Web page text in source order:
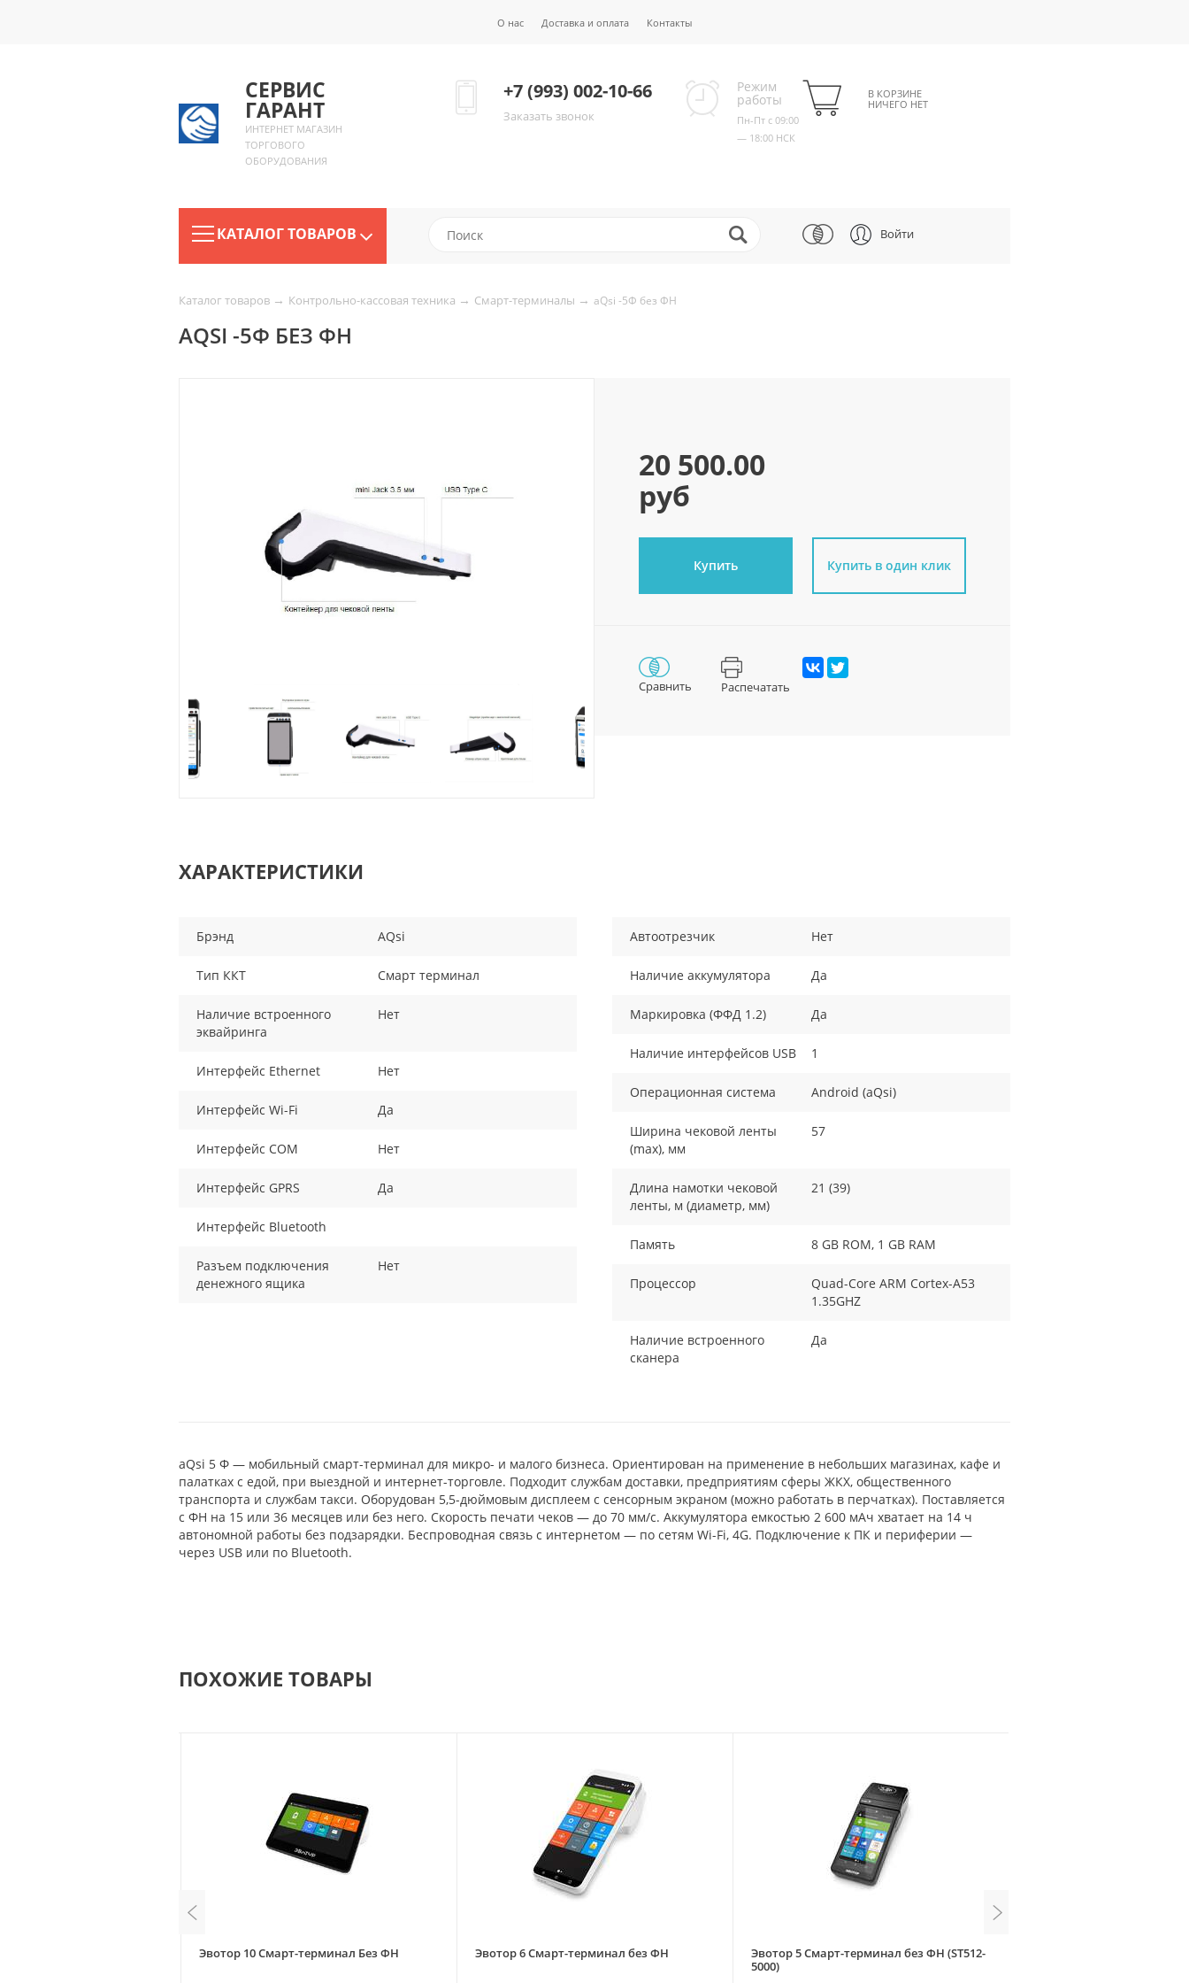
О нас Доставка и оплата Контакты
СЕРВИС
ГАРАНТ
ИНТЕРНЕТ МАГАЗИН
ТОРГОВОГО
ОБОРУДОВАНИЯ
+7 (993) 002-10-66
Заказать звонок
Режим
работы
Пн-Пт с 09:00
— 18:00 НСК
В КОРЗИНЕ
НИЧЕГО НЕТ
КАТАЛОГ ТОВАРОВ Войти
Каталог товаров → Контрольно-кассовая техника → Смарт-терминалы → aQsi -5Ф без ФН
AQSI -5Ф БЕЗ ФН
20 500.00
руб
Купить Купить в один клик
Сравнить Распечатать
ХАРАКТЕРИСТИКИ
Брэнд AQsi
Тип ККТ Смарт терминал
Наличие встроенного
эквайринга
Нет
Интерфейс Ethernet Нет
Интерфейс Wi-Fi Да
Интерфейс COM Нет
Интерфейс GPRS Да
Интерфейс Bluetooth
Разъем подключения
денежного ящика
Нет
Автоотрезчик Нет
Наличие аккумулятора Да
Маркировка (ФФД 1.2) Да
Наличие интерфейсов USB 1
Операционная система Android (aQsi)
Ширина чековой ленты
(max), мм
57
Длина намотки чековой
ленты, м (диаметр, мм)
21 (39)
Память 8 GB ROM, 1 GB RAM
Процессор
Quad-Core ARM Cortex-A53
1.35GHZ
Наличие встроенного
сканера
Да
aQsi 5 Ф — мобильный смарт-терминал для микро- и малого бизнеса. Ориентирован на применение в небольших магазинах, кафе и
палатках с едой, при выездной и интернет-торговле. Подходит службам доставки, предприятиям сферы ЖКХ, общественного
транспорта и службам такси. Оборудован 5,5-дюймовым дисплеем с сенсорным экраном (можно работать в перчатках). Поставляется
с ФН на 15 или 36 месяцев или без него. Скорость печати чеков — до 70 мм/с. Аккумулятора емкостью 2 600 мАч хватает на 14 ч
автономной работы без подзарядки. Беспроводная связь с интернетом — по сетям Wi-Fi, 4G. Подключение к ПК и периферии —
через USB или по Bluetooth.
ПОХОЖИЕ ТОВАРЫ
Эвотор 10 Смарт-терминал Без ФН Эвотор 6 Смарт-терминал без ФН
Эвотор 5 Смарт-терминал без ФН (ST512-
5000)